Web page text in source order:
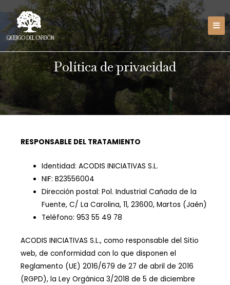
Política de privacidad
RESPONSABLE DEL TRATAMIENTO
Identidad: ACODIS INICIATIVAS S.L.
NIF: B23556004
Dirección postal: Pol. Industrial Cañada de la
Fuente, C/ La Carolina, 11, 23600, Martos (Jaén)
Teléfono: 953 55 49 78
ACODIS INICIATIVAS S.L., como responsable del Sitio
web, de conformidad con lo que disponen el
Reglamento (UE) 2016/679 de 27 de abril de 2016
(RGPD), la Ley Orgánica 3/2018 de 5 de diciembre